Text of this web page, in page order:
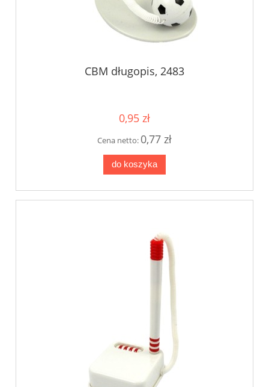
CBM długopis, 2483
0,95 zł
Cena netto: 0,77 zł
do koszyka